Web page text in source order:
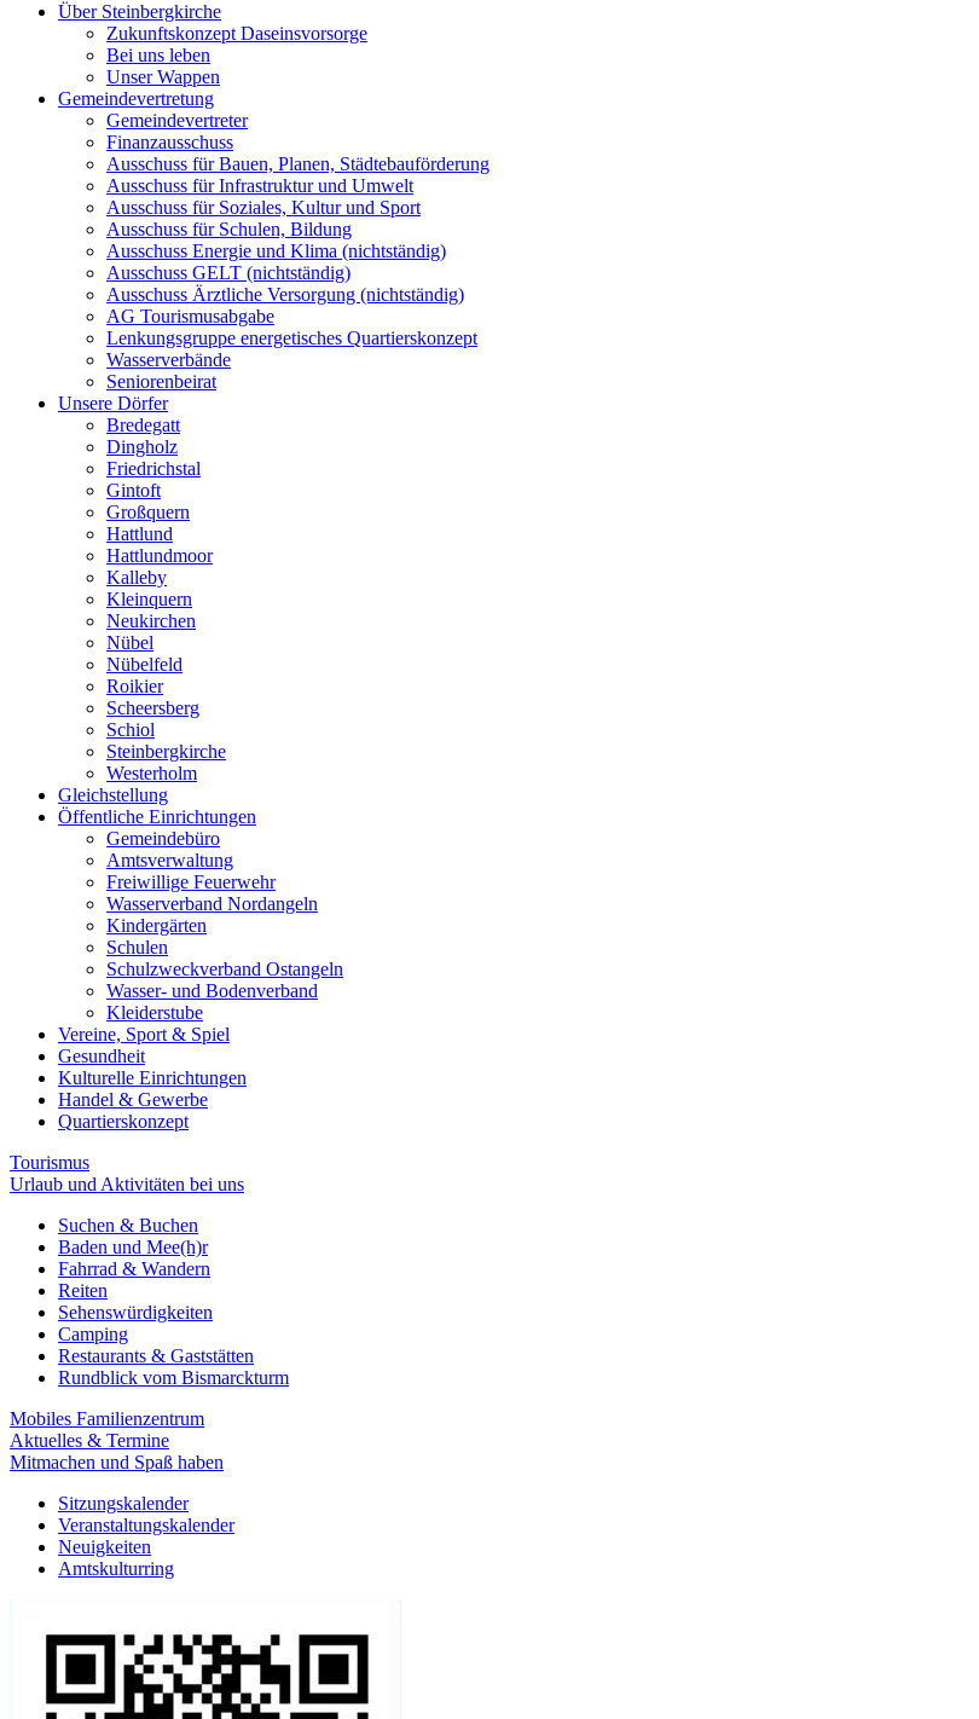
Über Steinbergkirche
Zukunftskonzept Daseinsvorsorge
Bei uns leben
Unser Wappen
Gemeindevertretung
Gemeindevertreter
Finanzausschuss
Ausschuss für Bauen, Planen, Städtebauförderung
Ausschuss für Infrastruktur und Umwelt
Ausschuss für Soziales, Kultur und Sport
Ausschuss für Schulen, Bildung
Ausschuss Energie und Klima (nichtständig)
Ausschuss GELT (nichtständig)
Ausschuss Ärztliche Versorgung (nichtständig)
AG Tourismusabgabe
Lenkungsgruppe energetisches Quartierskonzept
Wasserverbände
Seniorenbeirat
Unsere Dörfer
Bredegatt
Dingholz
Friedrichstal
Gintoft
Großquern
Hattlund
Hattlundmoor
Kalleby
Kleinquern
Neukirchen
Nübel
Nübelfeld
Roikier
Scheersberg
Schiol
Steinbergkirche
Westerholm
Gleichstellung
Öffentliche Einrichtungen
Gemeindebüro
Amtsverwaltung
Freiwillige Feuerwehr
Wasserverband Nordangeln
Kindergärten
Schulen
Schulzweckverband Ostangeln
Wasser- und Bodenverband
Kleiderstube
Vereine, Sport & Spiel
Gesundheit
Kulturelle Einrichtungen
Handel & Gewerbe
Quartierskonzept
Tourismus
Urlaub und Aktivitäten bei uns
Suchen & Buchen
Baden und Mee(h)r
Fahrrad & Wandern
Reiten
Sehenswürdigkeiten
Camping
Restaurants & Gaststätten
Rundblick vom Bismarckturm
Mobiles Familienzentrum
Aktuelles & Termine
Mitmachen und Spaß haben
Sitzungskalender
Veranstaltungskalender
Neuigkeiten
Amtskulturring